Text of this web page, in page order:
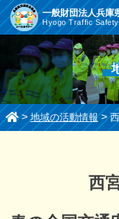
コ
ン
ツ
ま
で
ス
一般財団法人兵庫
Hyogo Traffic
>地域の活動情報>
西